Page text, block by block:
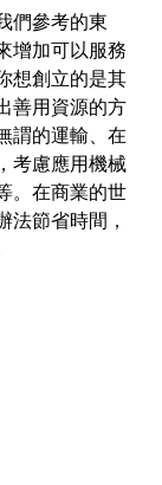
們參考的東
增加可以服務
想創立的是其
善用資源的方
謂的運輸、在
考慮應用機械
。在商業的世
法節省時間，